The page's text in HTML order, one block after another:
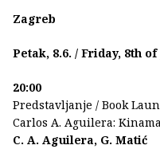
Zagreb
Petak, 8.6. / Friday, 8th of
20:00
Predstavljanje / Book
Carlos A. Aguilera:
C. A. Aguilera, G. Matić